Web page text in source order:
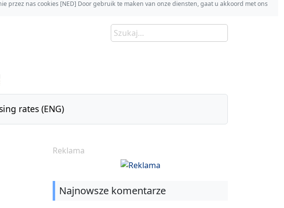
przez nas cookies [NED] Door gebruik te maken van onze diensten, gaat u akkoord met ons
rates (ENG)
Reklama
Najnowsze komentarze